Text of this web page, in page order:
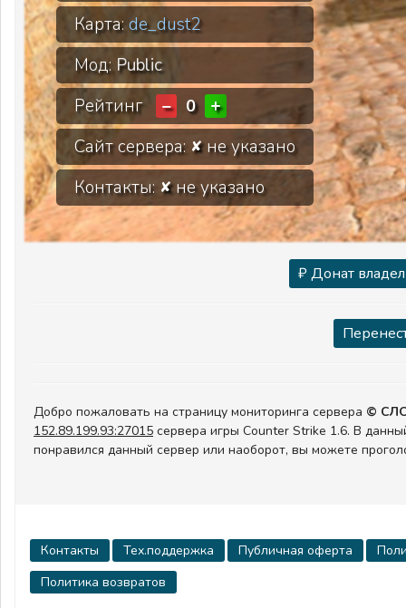
Карта: de_dust2
Мод:Public
Рейтинг
− 0
+
Сайт сервера: ✘не указано
Контакты: ✘не указано
₽ Донат
Добро пожаловать на страницу мониторинга сервера ©
152.89.199.93:27015 сервера игры Counter Strike 1.6. В
понравился данный сервер или наоборот, вы можете
Контакты Тех.поддержка Публичная оферта
Политика возвратов